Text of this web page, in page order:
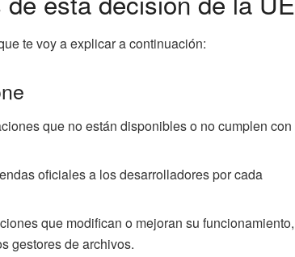
te voy a explicar a continuación:
que no están disponibles o no cumplen con
oficiales a los desarrolladores por cada
que modifican o mejoran su funcionamiento,
gestores de archivos.